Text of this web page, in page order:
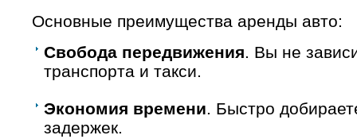
Основные преимущества аренды авто:
Свобода передвижения. Вы не
транспорта и такси.
Экономия времени. Быстро
задержек.